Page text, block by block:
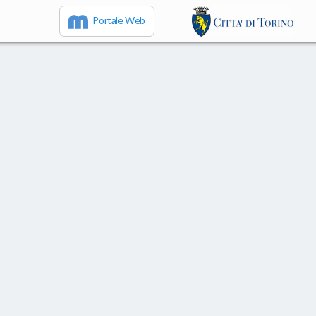
Portale Web